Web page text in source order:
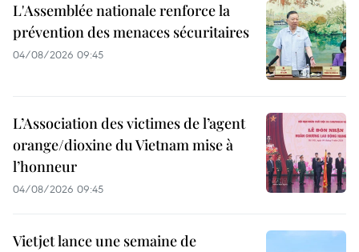
L'Assemblée nationale renforce la
prévention des menaces sécuritaires
04/08/2026 09:45
L’Association des victimes de l’agent
orange/dioxine du Vietnam mise à
l’honneur
04/08/2026 09:45
Vietjet lance une semaine de